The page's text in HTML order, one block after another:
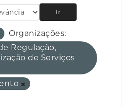
Ir
Organizações:
Regulação,
de Serviços